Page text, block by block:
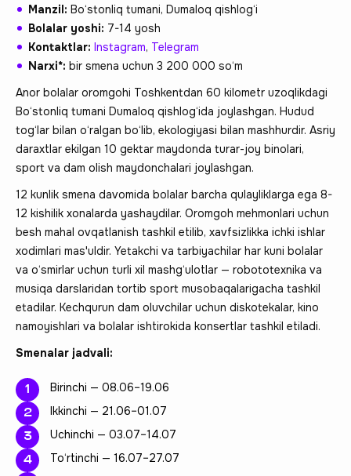
Manzil: Bo‘stonliq tumani, Dumaloq qishlog‘i
Bolalar yoshi: 7-14 yosh
Kontaktlar: Instagram, Telegram
Narxi*: bir smena uchun 3 200 000 so‘m
Anor bolalar oromgohi Toshkentdan 60 kilometr uzoqlikdagi
Bo‘stonliq tumani Dumaloq qishlog‘ida joylashgan. Hudud
tog‘lar bilan o‘ralgan bo‘lib, ekologiyasi bilan mashhurdir. Asriy
daraxtlar ekilgan 10 gektar maydonda turar-joy binolari,
sport va dam olish maydonchalari joylashgan.
12 kunlik smena davomida bolalar barcha qulayliklarga ega 8-
12 kishilik xonalarda yashaydilar. Oromgoh mehmonlari uchun
besh mahal ovqatlanish tashkil etilib, xavfsizlikka ichki ishlar
xodimlari mas'uldir. Yetakchi va tarbiyachilar har kuni bolalar
va o‘smirlar uchun turli xil mashg‘ulotlar — robototexnika va
musiqa darslaridan tortib sport musobaqalarigacha tashkil
etadilar. Kechqurun dam oluvchilar uchun diskotekalar, kino
namoyishlari va bolalar ishtirokida konsertlar tashkil etiladi.
Smenalar jadvali:
Birinchi — 08.06–19.06
Ikkinchi — 21.06–01.07
Uchinchi — 03.07–14.07
To‘rtinchi — 16.07–27.07